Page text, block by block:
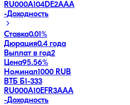
RU000A104DE2AAA
-Доходность
Ставка0.01%
Дюрация0.4 года
Выплат в год2
Цена95.56%
Номинал1000 RUB
ВТБ Б1-333
RU000A10EFR3AAA
-Доходность